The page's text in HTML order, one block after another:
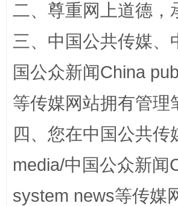
阿坝州三大球赛在茂县开幕
二、尊重网上道德，
三、中国公共传媒、
国公众新闻China
等传媒网站拥有管理
四、您在中国公共
media/中国公众新闻
system news等传媒